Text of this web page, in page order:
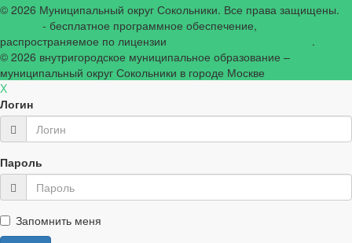
© 2026 Муниципальный округ Сокольники. Все права защищены.
- бесплатное программное обеспечение,
распространяемое по лицензии
.
© 2026 внутригородское муниципальное образование –
муниципальный округ Сокольники в городе Москве
X
Логин
Пароль
Запомнить меня